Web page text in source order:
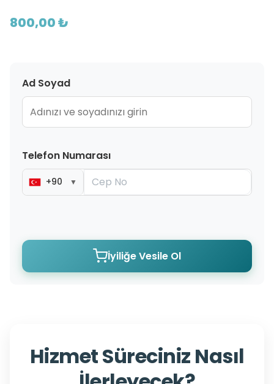
800,00 ₺
Ad Soyad
Telefon Numarası
+90 ▼
İyiliğe Vesile Ol
Hizmet Süreciniz Nasıl